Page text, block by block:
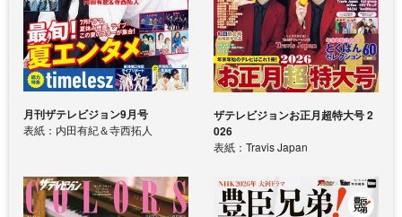
月刊ザテレビジョン9月号
表紙：内田有紀＆寺西拓人
ザテレビジョンお正月超特大号 2
026
表紙：Travis Japan